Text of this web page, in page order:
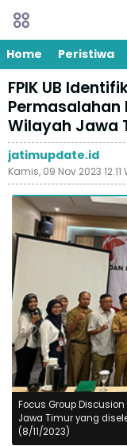
Home Peristiwa
FPIK UB
Permasalahan
Wilayah Jawa
jatimupdate.id
Kamis, 09 Nov 2023 12:11
Focus Group
Jawa Timur yang
(8/11/2023)